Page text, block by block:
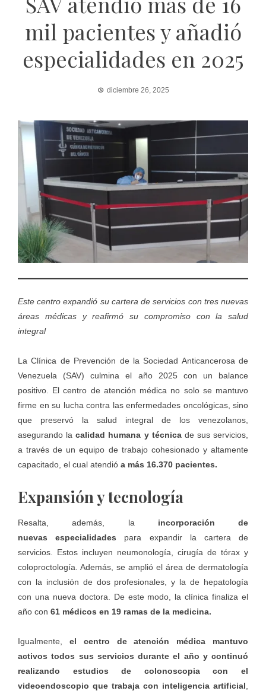
mil pacientes y añadió
especialidades en 2025
diciembre 26, 2025
Este centro expandió su cartera de servicios con tres nuevas
áreas médicas y reafirmó su compromiso con la salud
integral
La Clínica de Prevención de la Sociedad Anticancerosa de
Venezuela (SAV) culmina el año 2025 con un balance
positivo. El centro de atención médica no solo se mantuvo
firme en su lucha contra las enfermedades oncológicas, sino
que preservó la salud integral de los venezolanos,
asegurando lacalidad humana y técnicade sus servicios,
a través de un equipo de trabajo cohesionado y altamente
capacitado, el cual atendió a más 16.370 pacientes.
Expansión y tecnología
Resalta, además, la incorporación de
nuevas
especialidades para expandir la cartera de
servicios. Estos incluyen neumonología, cirugía de tórax y
coloproctología. Además, se amplió el área de dermatología
con la inclusión de dos profesionales, y la de hepatología
con una nueva doctora. De este modo, la clínica finaliza el
año con 61 médicos en 19 ramas de la medicina.
Igualmente, el centro de atención médica mantuvo
activos todos sus servicios durante el año y continuó
realizando estudios de colonoscopia con el
videoendoscopio que trabaja con inteligencia artificial,